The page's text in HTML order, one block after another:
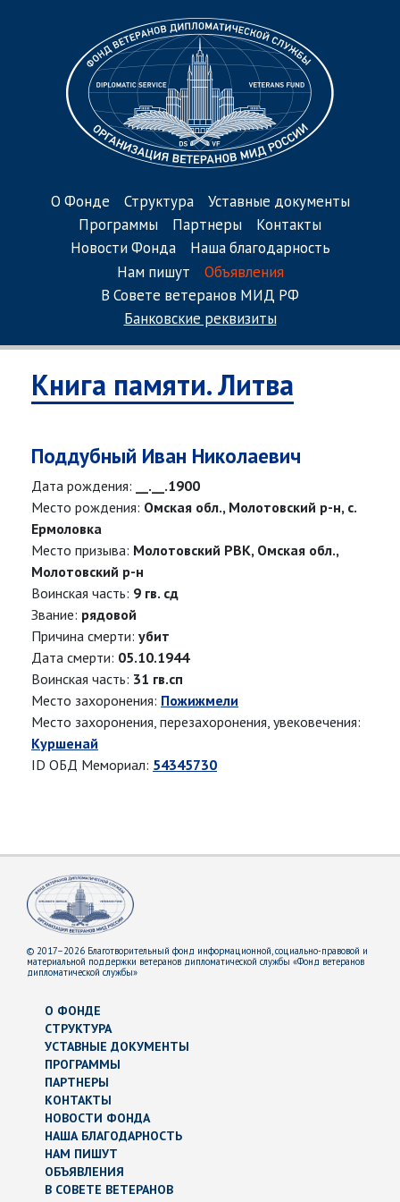
О Фонде Структура
Уставные документы
Программы
Партнеры
Контакты
Новости Фонда
Наша благодарность
Нам пишут
Объявления
В Совете ветеранов МИД РФ
Банковские реквизиты
Книга памяти. Литва
Поддубный Иван Николаевич
Дата рождения:
__.__.1900
Место рождения: Омская обл., Молотовский р-н, с.
Ермоловка
Место призыва: Молотовский РВК, Омская обл.,
Молотовский р-н
Воинская часть: 9 гв. сд
Звание: рядовой
Причина смерти: убит
Дата смерти: 05.10.1944
Воинская часть: 31 гв.сп
Место захоронения: Пожижмели
Место захоронения, перезахоронения, увековечения:
Куршенай
ID ОБД Мемориал: 54345730
© 2017–2026 Благотворительный фонд информационной, социально-правовой и
материальной поддержки ветеранов дипломатической службы «Фонд ветеранов
дипломатической службы»
О ФОНДЕ
СТРУКТУРА
УСТАВНЫЕ ДОКУМЕНТЫ
ПРОГРАММЫ
ПАРТНЕРЫ
КОНТАКТЫ
НОВОСТИ ФОНДА
НАША БЛАГОДАРНОСТЬ
НАМ ПИШУТ
ОБЪЯВЛЕНИЯ
В СОВЕТЕ ВЕТЕРАНОВ